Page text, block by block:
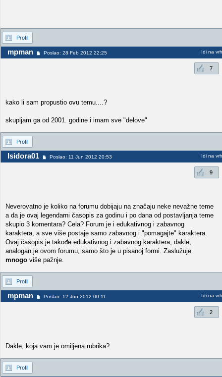
Profil
mpman Poslao: 28 Feb 2012 22:25 Idi na vrh
7
kako li sam propustio ovu temu....?
skupljam ga od 2001. godine i imam sve "delove"
Profil
Isidora01 Poslao: 11 Jun 2012 20:53 Idi na vrh
9
Neverovatno je koliko na forumu dobijaju na značaju neke nevažne teme
a da je ovaj legendarni časopis za godinu i po dana od postavljanja teme
skupio 3 komentara? Cela? Forum je i edukativnog i zabavnog
karaktera, a sve više postaje samo zabavnog i "pomagajte" karaktera.
Ovaj časopis je takođe edukativnog i zabavnog karaktera, dakle,
analogan je ovom forumu, samo što je u pisanoj formi. Zaslužuje
mnogo više pažnje.
Profil
mpman Poslao: 12 Jun 2012 00:11 Idi na vrh
2
Dakle, koja vam je omiljena rubrika?
Profil